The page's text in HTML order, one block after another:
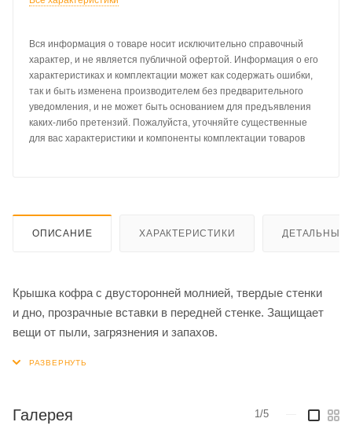
Вся информация о товаре носит исключительно справочный
характер, и не является публичной офертой. Информация о его
характеристиках и комплектации может как содержать ошибки,
так и быть изменена производителем без предварительного
уведомления, и не может быть основанием для предъявления
каких-либо претензий. Пожалуйста, уточняйте существенные
для вас характеристики и компоненты комплектации товаров
ОПИСАНИЕ ХАРАКТЕРИСТИКИ ДЕТАЛЬНЫЕ
Крышка кофра с двусторонней молнией, твердые стенки
и дно, прозрачные вставки в передней стенке. Защищает
вещи от пыли, загрязнения и запахов.
Галерея 1/5